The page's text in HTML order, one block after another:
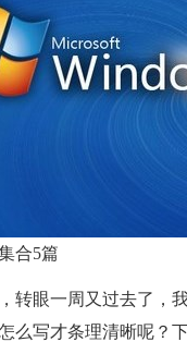
合5篇
转眼一周又过去了，
么写才条理清晰呢？